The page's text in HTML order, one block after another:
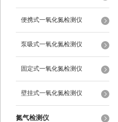
便携式一氧化氮检测仪
泵吸式一氧化氮检测仪
固定式一氧化氮检测仪
壁挂式一氧化氮检测仪
氮气检测仪